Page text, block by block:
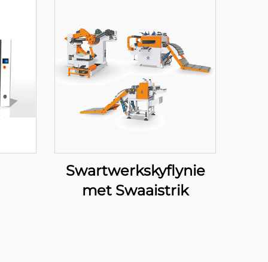
Swartwerkskyflynie
met Swaaistrik